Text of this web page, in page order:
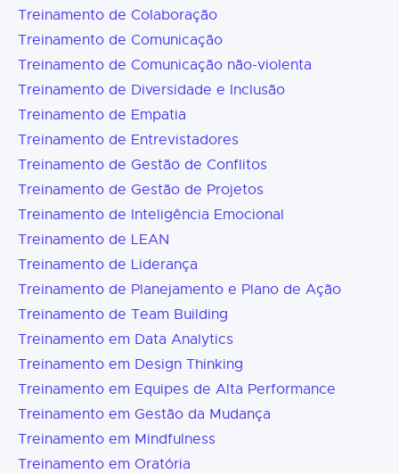
Treinamento de Colaboração
Treinamento de Comunicação
Treinamento de Comunicação não-violenta
Treinamento de Diversidade e Inclusão
Treinamento de Empatia
Treinamento de Entrevistadores
Treinamento de Gestão de Conflitos
Treinamento de Gestão de Projetos
Treinamento de Inteligência Emocional
Treinamento de LEAN
Treinamento de Liderança
Treinamento de Planejamento e Plano de Ação
Treinamento de Team Building
Treinamento em Data Analytics
Treinamento em Design Thinking
Treinamento em Equipes de Alta Performance
Treinamento em Gestão da Mudança
Treinamento em Mindfulness
Treinamento em Oratória